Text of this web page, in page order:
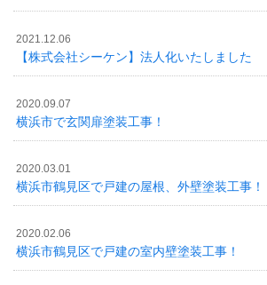
2021.12.06
【株式会社シーケン】法人化いたしました
2020.09.07
横浜市で玄関扉塗装工事！
2020.03.01
横浜市鶴見区で戸建の屋根、外壁塗装工事！
2020.02.06
横浜市鶴見区で戸建の室内壁塗装工事！